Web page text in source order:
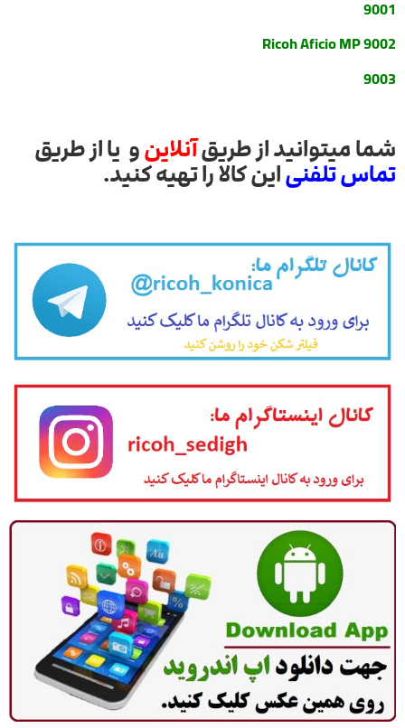
9001
Ricoh Aficio MP 9002
9003
شما میتوانید از طریقآنلاینو یا از طریق
تماس تلفنیاین کالا را تهیه کنید.